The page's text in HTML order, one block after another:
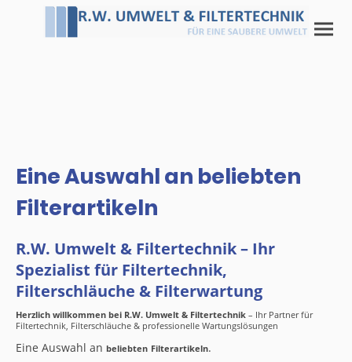
Eine Auswahl an beliebten
Filterartikeln
R.W. Umwelt & Filtertechnik – Ihr
Spezialist für Filtertechnik,
Filterschläuche & Filterwartung
Herzlich willkommen bei R.W. Umwelt & Filtertechnik – Ihr Partner für
Filtertechnik, Filterschläuche & professionelle Wartungslösungen
Eine Auswahl an beliebten Filterartikeln.